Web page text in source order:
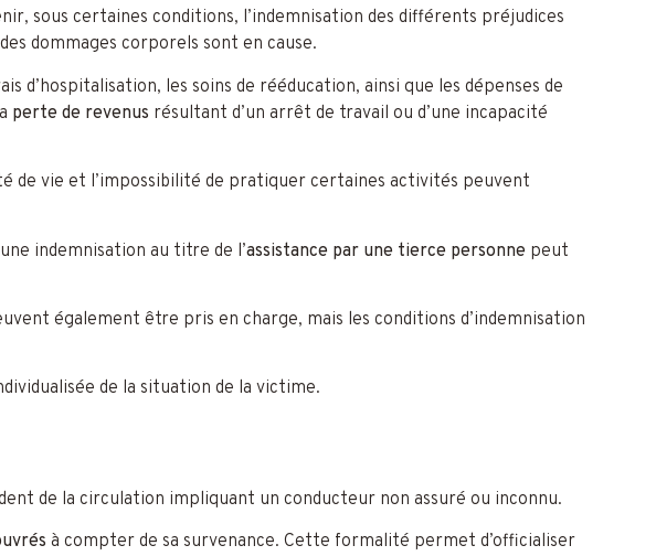
sous certaines conditions, l’indemnisation des différents préjudices
dommages corporels sont en cause.
les soins de rééducation, ainsi que les dépenses de
perte de revenus résultant d’un arrêt de travail ou d’une incapacité
de vie et l’impossibilité de pratiquer certaines activités peuvent
indemnisation au titre de l’assistance par une tierce personne peut
également être pris en charge, mais les conditions d’indemnisation
de la situation de la victime.
de la circulation impliquant un conducteur non assuré ou inconnu.
à compter de sa survenance. Cette formalité permet d’officialiser